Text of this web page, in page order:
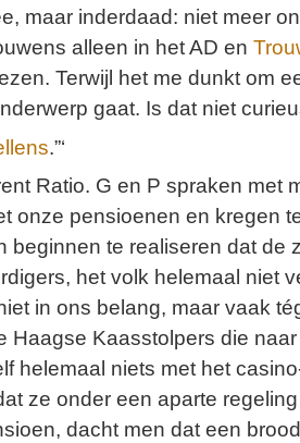
maar inderdaad: niet meer
alleen in het AD en
Terwijl het me dunkt om
gaat. Is dat niet
.”‘
Ratio. G en P spraken met
onze pensioenen en kregen
beginnen te realiseren dat de
het volk helemaal niet
in ons belang, maar vaak
Haagse Kaasstolpers die
helemaal niets met het
ze onder een aparte
dacht men dat een